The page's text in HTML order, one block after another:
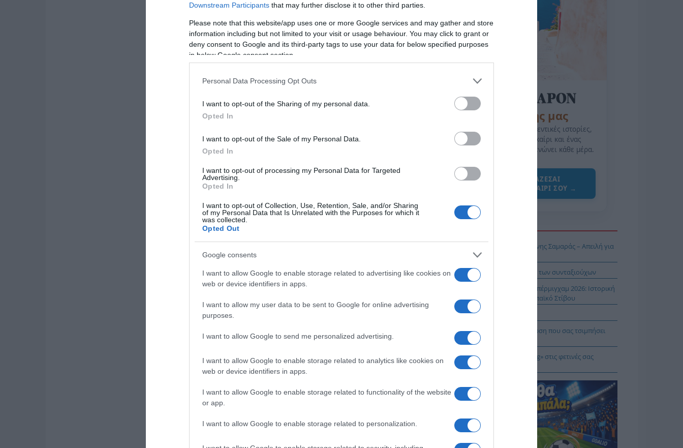
Downstream Participants that may further disclose it to other third parties.
Please note that this website/app uses one or more Google services and may gather and store
information including but not limited to your visit or usage behaviour. You may click to grant or
deny consent to Google and its third-party tags to use your data for below specified purposes
in below Google consent section.
Personal Data Processing Opt Outs
I want to opt-out of the Sharing of my personal data.
Opted In
I want to opt-out of the Sale of my Personal Data.
Opted In
I want to opt-out of processing my Personal Data for Targeted
Advertising.
Opted In
I want to opt-out of Collection, Use, Retention, Sale, and/or Sharing
of my Personal Data that Is Unrelated with the Purposes for which it
was collected.
Opted Out
Google consents
I want to allow Google to enable storage related to advertising like cookies on
web or device identifiers in apps.
I want to allow my user data to be sent to Google for online advertising
purposes.
I want to allow Google to send me personalized advertising.
I want to allow Google to enable storage related to analytics like cookies on
web or device identifiers in apps.
I want to allow Google to enable storage related to functionality of the website
or app.
I want to allow Google to enable storage related to personalization.
της Ζωής μας
Οι άνθρωποι, οι αυθεντικές ιστορίες,
το ελληνικό καλοκαίρι και ένας
πολιτισμός που μας ενώνει κάθε μέρα.
ΌΣΑ ΧΡΕΙΆΖΕΣΑΙ
ΓΙΑ ΤΟ ΚΑΛΟΚΑΊΡΙ ΣΟΥ →
ΤΟ ΠΑΡΟΝ: Ρυθμιστής ο Αντώνης Σαμαράς – Απειλή για
Προβληματίζει το κύμα φυγής των συνταξιούχων
Αντίστροφη μέτρηση για το Μπέρμιγχαμ 2026: Ιστορική
ελληνική παρουσία στο Ευρωπαϊκό Στίβου
Η Ναυτιλία εκπέμπει «SOS»
Τι πρέπει να κάνετε σε περίπτωση που σας τσιμπήσει
μωβ μέδουσα
Πώς να κάνετε «smart spending» στις φετινές σας
διακοπές